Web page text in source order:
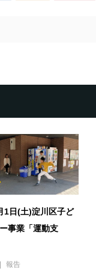
1日(土)淀川区子ど
事業「運動支
報告